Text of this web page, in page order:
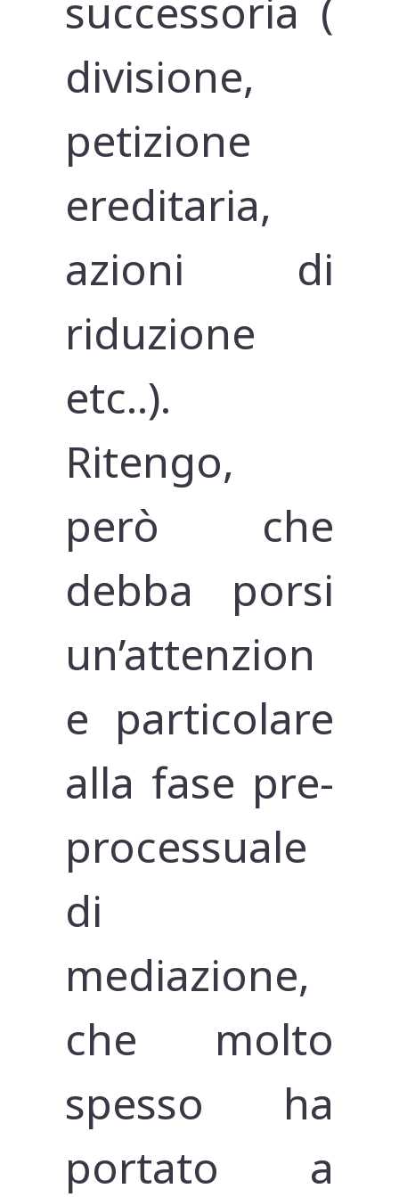
successoria (
divisione,
petizione
ereditaria,
azioni di
riduzione
etc..).
Ritengo,
però che
debba porsi
un’attenzion
e particolare
alla fase pre-
processuale
di
mediazione,
che molto
spesso ha
portato a